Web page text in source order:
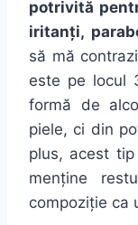
potrivită
iritanți,
să mă
este pe
formă de
piele, ci din
plus, acest tip
menține
compoziție ca